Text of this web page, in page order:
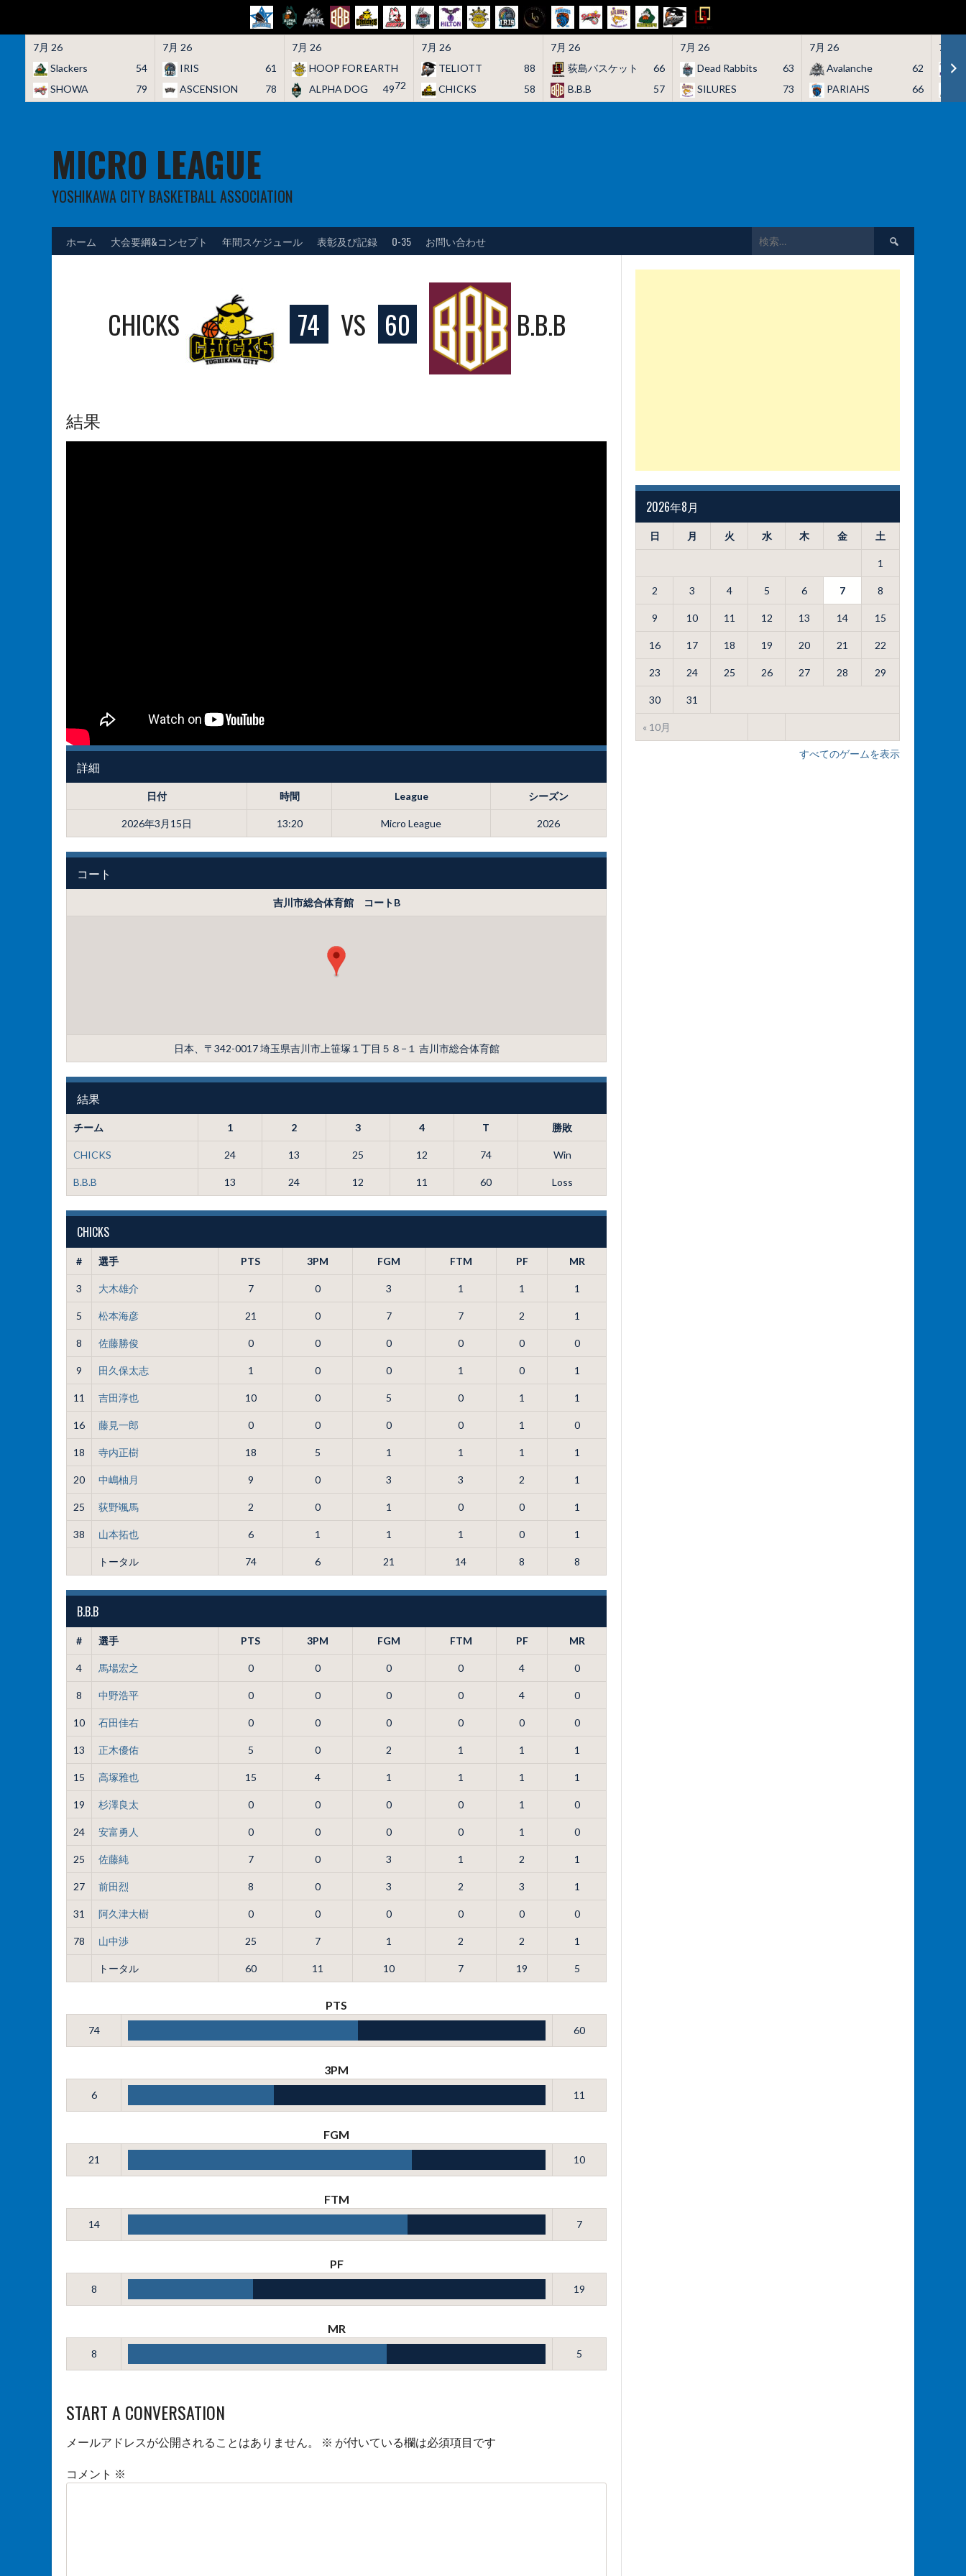
7月 26
Slackers
54
SHOWA
79
7月 26
IRIS
61
ASCENSION
78
7月 26
HOOP FOR EARTH
72
ALPHA DOG 49
7月 26
TELIOTT
88
CHICKS
58
7月 26
荻島バスケット
66
B.B.B
57
7月 26
Dead Rabbits
63
SILURES
73
7月 26
Avalanche
62
PARIAHS
66
7月
MICRO LEAGUE
YOSHIKAWA CITY BASKETBALL ASSOCIATION
ホーム 大会要綱&コンセプト 年間スケジュール 表彰及び記録 O-35 お問い合わせ
索:
CHICKS 74 VS 60 B.B.B
結果
詳細
日付 時間 League シーズン
2026年3月15日 13:20 Micro League 2026
コート
吉川市総合体育館 コートB
日本、〒342-0017 埼玉県吉川市上笹塚１丁目５８−１ 吉川市総合体育館
結果
チーム 1 2 3 4 T 勝敗
CHICKS 24 13 25 12 74 Win
B.B.B 13 24 12 11 60 Loss
CHICKS
# 選手 PTS 3PM FGM FTM PF MR
3 大木雄介 7 0 3 1 1 1
5 松本海彦 21 0 7 7 2 1
8 佐藤勝俊 0 0 0 0 0 0
9 田久保太志 1 0 0 1 0 1
11 吉田淳也 10 0 5 0 1 1
16 藤見一郎 0 0 0 0 1 0
18 寺内正樹 18 5 1 1 1 1
20 中嶋柚月 9 0 3 3 2 1
25 荻野颯馬 2 0 1 0 0 1
38 山本拓也 6 1 1 1 0 1
トータル 74 6 21 14 8 8
B.B.B
# 選手 PTS 3PM FGM FTM PF MR
4 馬場宏之 0 0 0 0 4 0
8 中野浩平 0 0 0 0 4 0
10 石田佳右 0 0 0 0 0 0
13 正木優佑 5 0 2 1 1 1
15 高塚雅也 15 4 1 1 1 1
19 杉澤良太 0 0 0 0 1 0
24 安富勇人 0 0 0 0 1 0
25 佐藤純 7 0 3 1 2 1
27 前田烈 8 0 3 2 3 1
31 阿久津大樹 0 0 0 0 0 0
78 山中渉 25 7 1 2 2 1
トータル 60 11 10 7 19 5
PTS
74 60
3PM
6 11
FGM
21 10
FTM
14 7
PF
8 19
MR
8 5
START A CONVERSATION
メールアドレスが公開されることはありません。 ※ が付いている欄は必須項目です
コメント ※
2026年8月
日 月 火 水 木 金 土
« 10月
1
2 3 4 5 6 7 8
9 10 11 12 13 14 15
16 17 18 19 20 21 22
23 24 25 26 27 28 29
30 31
すべてのゲームを表示